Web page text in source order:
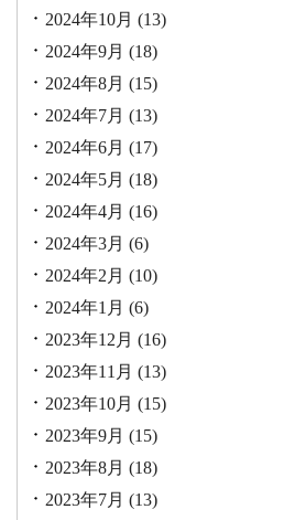
2024年10月 (13)
2024年9月 (18)
2024年8月 (15)
2024年7月 (13)
2024年6月 (17)
2024年5月 (18)
2024年4月 (16)
2024年3月 (6)
2024年2月 (10)
2024年1月 (6)
2023年12月 (16)
2023年11月 (13)
2023年10月 (15)
2023年9月 (15)
2023年8月 (18)
2023年7月 (13)